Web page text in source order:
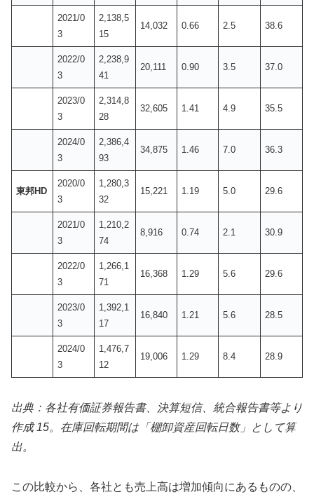
2021/0
3
2,138,5
15
14,032 0.66 2.5 38.6
2022/0
3
2,238,9
41
20,111 0.90 3.5 37.0
2023/0
3
2,314,8
28
32,605 1.41 4.9 35.5
2024/0
3
2,386,4
93
34,875 1.46 7.0 36.3
東邦HD
2020/0
3
1,280,3
32
15,221 1.19 5.0 29.6
2021/0
3
1,210,2
74
8,916 0.74 2.1 30.9
2022/0
3
1,266,1
71
16,368 1.29 5.6 29.6
2023/0
3
1,392,1
17
16,840 1.21 5.6 28.5
2024/0
3
1,476,7
12
19,006 1.29 8.4 28.9
出典：各社有価証券報告書、決算短信、統合報告書等より
作成 15。在庫回転期間は「棚卸資産回転日数」として算
出。
この比較から、各社とも売上高は増加傾向にあるものの、